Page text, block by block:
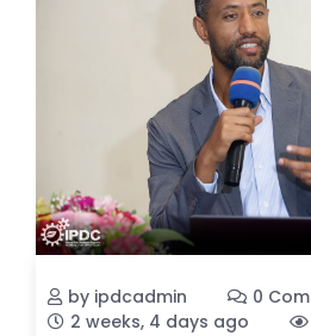
by ipdcadmin
0
2 weeks, 4 days ago